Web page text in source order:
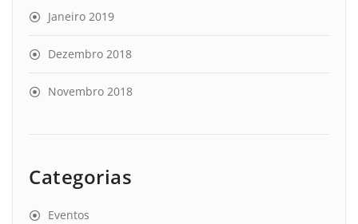
Janeiro 2019
Dezembro 2018
Novembro 2018
Categorias
Eventos